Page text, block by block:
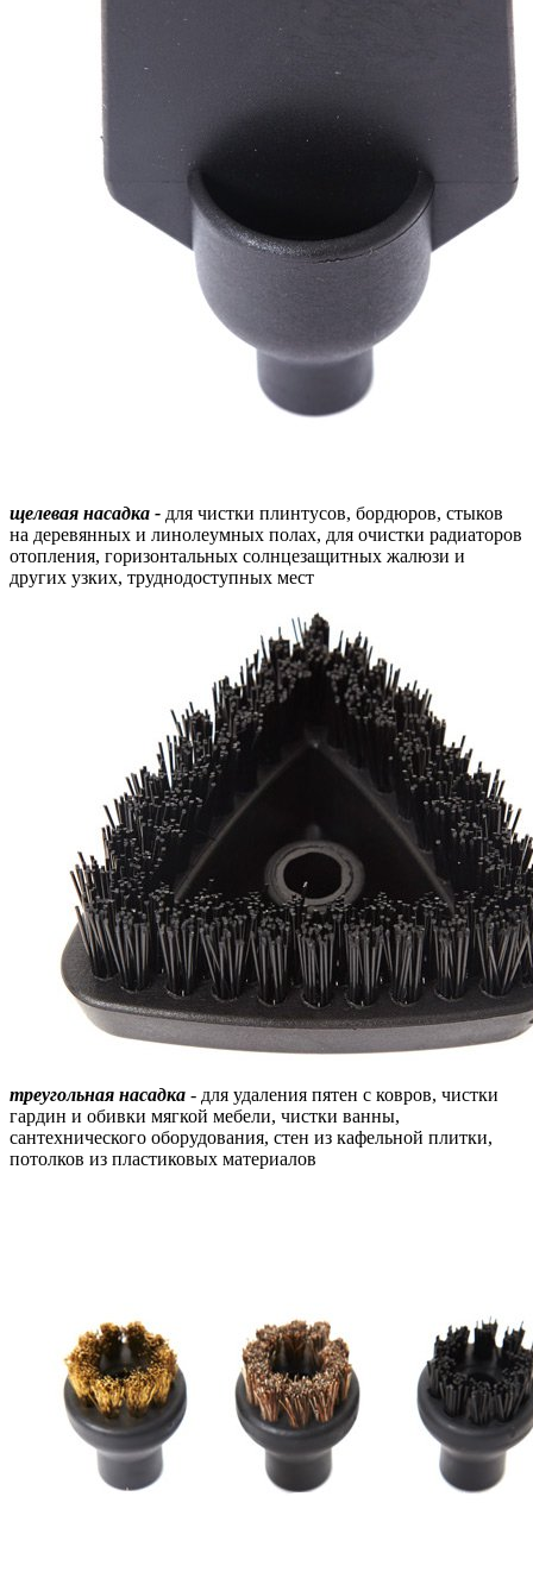
щелевая насадка - для чистки плинтусов, бордюров, стыков
на деревянных и линолеумных полах, для очистки радиаторов
отопления, горизонтальных солнцезащитных жалюзи и
других узких, труднодоступных мест
треугольная насадка - для удаления пятен с ковров, чистки
гардин и обивки мягкой мебели, чистки ванны,
сантехнического оборудования, стен из кафельной плитки,
потолков из пластиковых материалов